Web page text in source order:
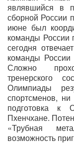
являвшийся в
сборной России
июне был
команды
сегодня
команды
Сложно
тренерского
Олимпиады
спортсменов,
подготовка к
Пхенчхане.
«Трубная
возможность